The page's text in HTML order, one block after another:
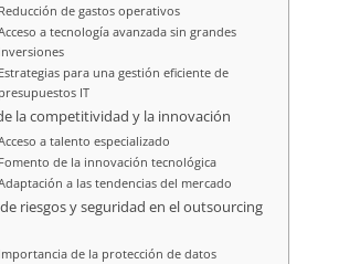
Reducción de gastos operativos
a tecnología avanzada sin grandes
inversiones
Estrategias para una gestión eficiente de
presupuestos IT
la competitividad y la innovación
a talento especializado
Fomento de la innovación tecnológica
a las tendencias del mercado
riesgos y seguridad en el outsourcing
Importancia de la protección de datos